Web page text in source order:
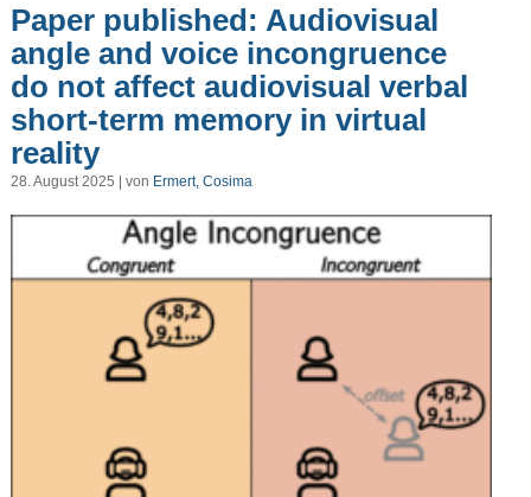
Paper published: Audiovisual
angle and voice incongruence
do not affect audiovisual verbal
short-term memory in virtual
reality
28. August 2025 | von Ermert, Cosima